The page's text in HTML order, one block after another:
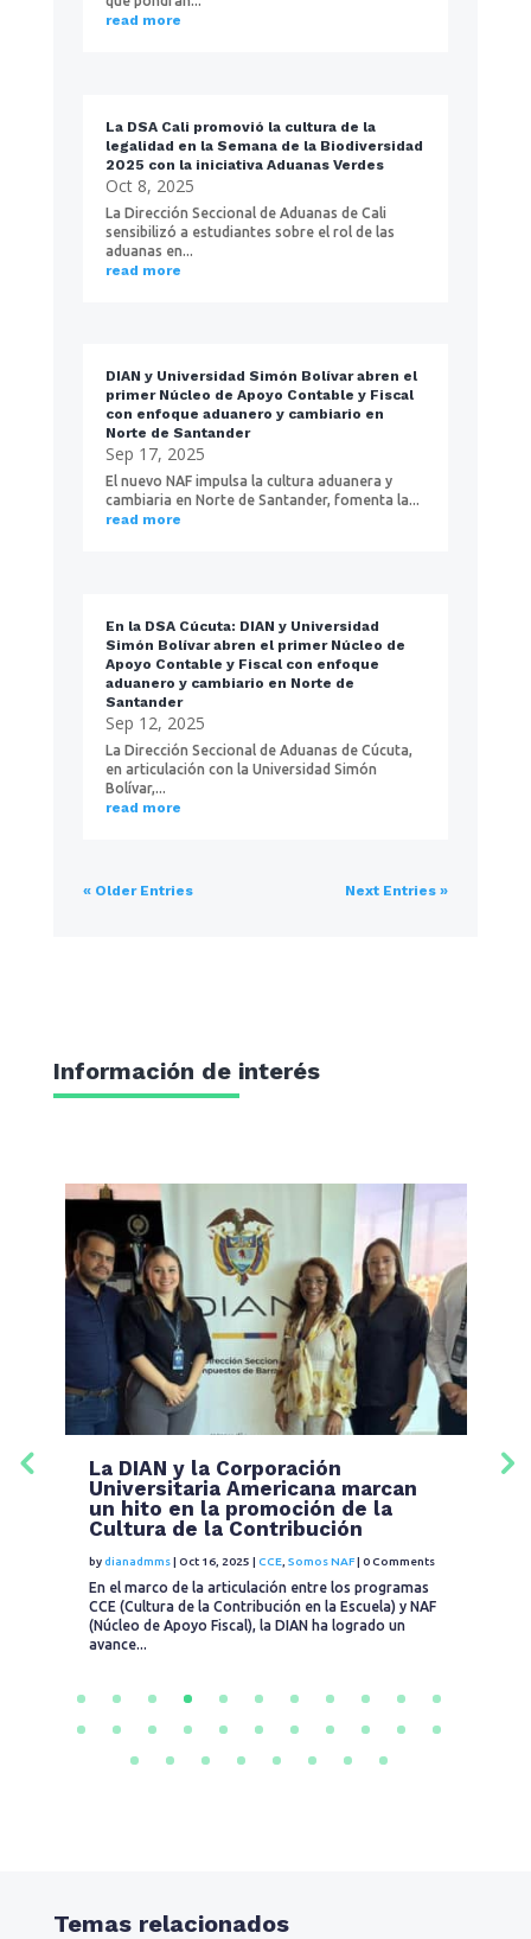
read more
La DSA Cali promovió la cultura de la
legalidad en la Semana de la Biodiversidad
2025 con la iniciativa Aduanas Verdes
Oct 8, 2025
La Dirección Seccional de Aduanas de Cali
sensibilizó a estudiantes sobre el rol de las
aduanas en...
read more
DIAN y Universidad Simón Bolívar abren el
primer Núcleo de Apoyo Contable y Fiscal
con enfoque aduanero y cambiario en
Norte de Santander
Sep 17, 2025
El nuevo NAF impulsa la cultura aduanera y
cambiaria en Norte de Santander, fomenta la...
read more
En la DSA Cúcuta: DIAN y Universidad
Simón Bolívar abren el primer Núcleo de
Apoyo Contable y Fiscal con enfoque
aduanero y cambiario en Norte de
Santander
Sep 12, 2025
La Dirección Seccional de Aduanas de Cúcuta,
en articulación con la Universidad Simón
Bolívar,...
read more
« Older Entries Next Entries »
Información de interés
La DIAN y la Corporación
Universitaria Americana marcan
un hito en la promoción de la
Cultura de la Contribución
by dianadmms | Oct 16, 2025 | CCE, Somos NAF | 0 Comments
En el marco de la articulación entre los programas
CCE (Cultura de la Contribución en la Escuela) y NAF
(Núcleo de Apoyo Fiscal), la DIAN ha logrado un
avance...
Temas relacionados